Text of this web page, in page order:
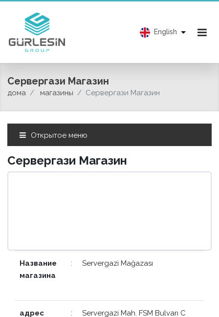
English
Сервергази Магазин
дома магазины Сервергази Магазин
Открытое меню
Сервергази Магазин
Название
магазина
: Servergazi Mağazası
адрес :
Servergazi Mah. FSM Bulvarı C